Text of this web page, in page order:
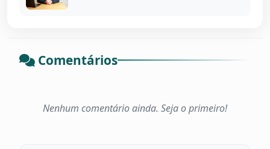
Comentários
Nenhum comentário ainda. Seja o primeiro!